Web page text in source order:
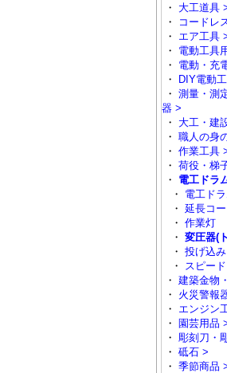
・ 大工道具
・
コードレ
・ エア工具
・ 電動工具
・ 電動・充
・
DIY電動
・ 測量・測
器 >
・ 大工・建
・ 職人の身
・ 作業工具
・ 荷役・梯
・ 電工ドラ
・ 電工ド
・ 延長コ
・ 作業灯
・ 変圧器(
・ 投げ込
・ スピー
・ 建築金物
・ 火災警報
・ エンジン
・ 園芸用品
・ 彫刻刀・
・ 砥石 >
・ 季節商品